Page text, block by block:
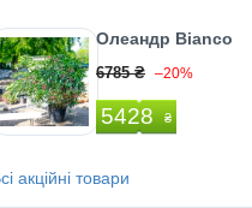
Олеандр Bianco
6785 ₴ –20%
5428 ₴
акційні товари